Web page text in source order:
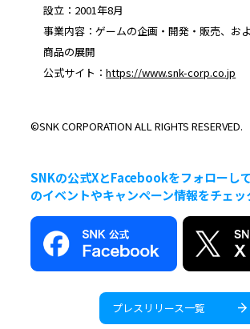
設立：2001年8月
事業内容：ゲームの企画・開発・販売、お
商品の展開
公式サイト：https://www.snk-corp.co.jp
©SNK CORPORATION ALL RIGHTS RESERVED.
SNKの公式XとFacebookをフォローし
のイベントやキャンペーン情報をチェッ
プレスリリース一覧